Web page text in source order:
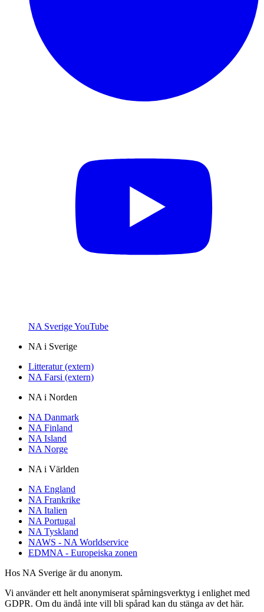
NA Sverige YouTube
NA i Sverige
Litteratur (extern)
NA Farsi (extern)
NA i Norden
NA Danmark
NA Finland
NA Island
NA Norge
NA i Världen
NA England
NA Frankrike
NA Italien
NA Portugal
NA Tyskland
NAWS - NA Worldservice
EDMNA - Europeiska zonen
Hos NA Sverige är du anonym.
Vi använder ett helt anonymiserat spårningsverktyg i enlighet med
GDPR. Om du ändå inte vill bli spårad kan du stänga av det här.